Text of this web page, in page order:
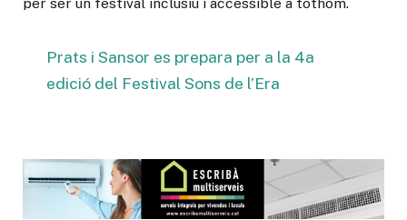
Prats i Sansor es prepara per a la 4a
edició del Festival Sons de l’Era